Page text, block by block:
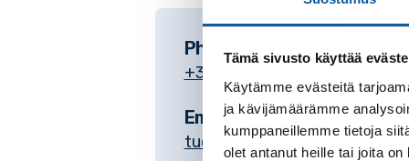
Tämä sivusto käyttää
Käytämme evästeitä
ja kävijämäärämme
kumppaneillemme tietoja
olet antanut heille tai joita
Phone
+35824745325
Email
tuomas.vaha-